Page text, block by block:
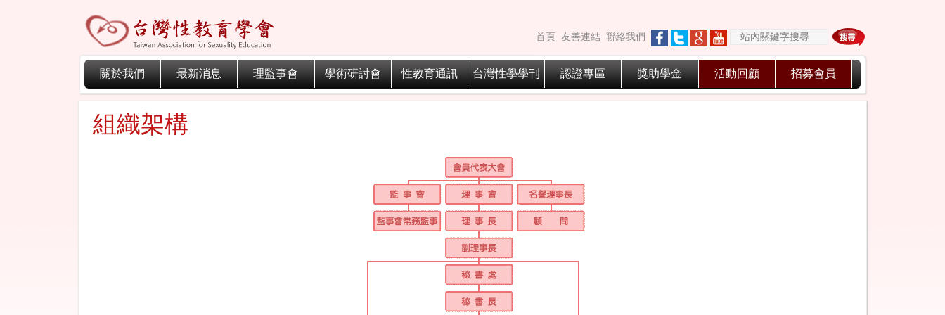
首頁 友善連結 聯絡我們
關於我們 最新消息 理監事會 學術研討會 性教育通訊 台灣性學學刊 認證專區 獎助學金 活動回顧 招募會員
組織架構